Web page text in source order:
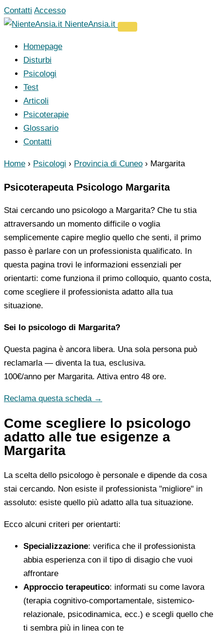
Vai
al
Contatti Accesso
NienteAnsia.it
Homepage
Disturbi
Psicologi
Test
Articoli
Psicoterapie
Glossario
Contatti
Home › Psicologi › Provincia di Cuneo › Margarita
Psicoterapeuta Psicologo Margarita
Stai cercando uno psicologo a Margarita? Che tu stia
attraversando un momento difficile o voglia
semplicemente capire meglio quello che senti, il primo
passo è parlare con un professionista qualificato. In
questa pagina trovi le informazioni essenziali per
orientarti: come funziona il primo colloquio, quanto costa,
come scegliere il professionista adatto alla tua
situazione.
Sei lo psicologo di Margarita?
Questa pagina è ancora libera. Una sola persona può
reclamarla — diventa la tua, esclusiva.
100€/anno per Margarita. Attiva entro 48 ore.
Reclama questa scheda →
Come scegliere lo psicologo
adatto alle tue esigenze a
Margarita
La scelta dello psicologo è personale e dipende da cosa
stai cercando. Non esiste il professionista "migliore" in
assoluto: esiste quello più adatto alla tua situazione.
Ecco alcuni criteri per orientarti:
Specializzazione: verifica che il professionista
abbia esperienza con il tipo di disagio che vuoi
affrontare
Approccio terapeutico: informati su come lavora
(terapia cognitivo-comportamentale, sistemico-
relazionale, psicodinamica, ecc.) e scegli quello che
ti sembra più in linea con te